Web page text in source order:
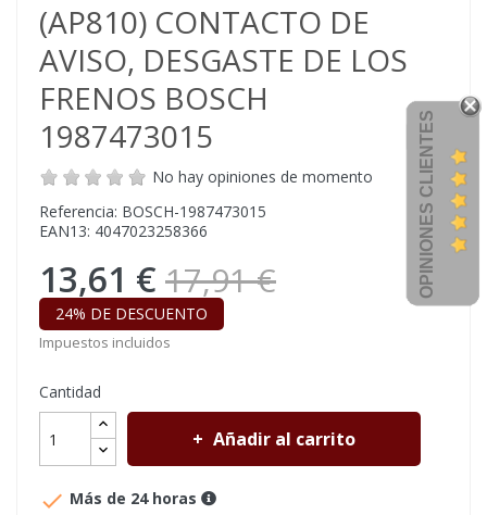
(AP810) CONTACTO DE
AVISO, DESGASTE DE LOS
FRENOS BOSCH
1987473015
No hay opiniones de momento
Referencia: BOSCH-1987473015
EAN13: 4047023258366
13,61 € 17,91 €
24% DE DESCUENTO
Impuestos incluidos
Cantidad
Añadir al carrito
 Más de 24 horas
OPINIONES CLIENTES